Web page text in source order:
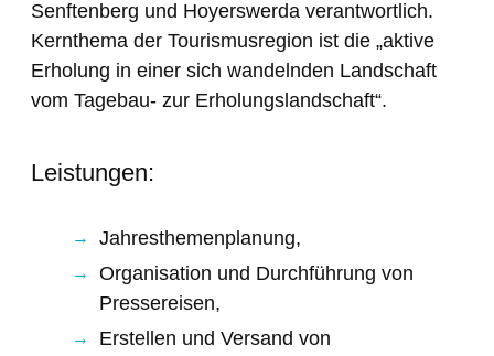
Senftenberg und Hoyerswerda verantwortlich.
Kernthema der Tourismusregion ist die „aktive
Erholung in einer sich wandelnden Landschaft
vom Tagebau- zur Erholungslandschaft“.
Leistungen:
Jahresthemenplanung,
Organisation und Durchführung von
Pressereisen,
Erstellen und Versand von